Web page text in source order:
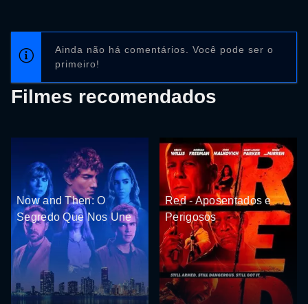
Ainda não há comentários. Você pode ser o
primeiro!
Filmes recomendados
Now and Then: O
Segredo Que Nos Une
Red - Aposentados e
Perigosos